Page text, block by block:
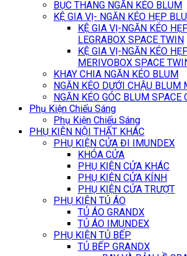
BỤC THANG NGĂN KÉO BLUM
KỆ GIA VỊ- NGĂN KÉO HẸP
KỆ GIA VỊ-NGĂN KÉO
LEGRABOX SPACE TWIN
KỆ GIA VỊ-NGĂN KÉO
MERIVOBOX SPACE
KHAY CHIA NGĂN KÉO BLUM
NGĂN KÉO DƯỚI CHẬU BLUM
NGĂN KÉO GÓC BLUM SPACE
Phụ Kiện Chiếu Sáng
Phụ Kiện Chiếu Sáng
PHỤ KIỆN NỘI THẤT KHÁC
PHỤ KIỆN CỬA ĐI IMUNDEX
KHÓA CỬA
PHỤ KIỆN CỬA KHÁC
PHỤ KIỆN CỬA KÍNH
PHỤ KIỆN CỬA TRƯỢT
PHỤ KIỆN TỦ ÁO
TỦ ÁO GRANDX
TỦ ÁO IMUNDEX
PHỤ KIỆN TỦ BẾP
TỦ BẾP GRANDX